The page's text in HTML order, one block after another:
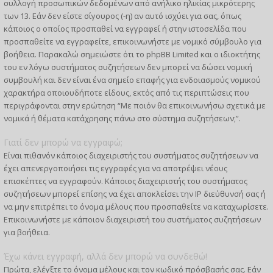
συλλογή προσωπικών δεδομένων από ανήλικο ηλικίας μικρότερης
των 13. Εάν δεν είστε σίγουρος (-η) αν αυτό ισχύει για σας, όπως
κάποιος ο οποίος προσπαθεί να εγγραφεί ή στην ιστοσελίδα που
προσπαθείτε να εγγραφείτε, επικοινωνήστε με νομικό σύμβουλο για
βοήθεια. Παρακαλώ σημειώστε ότι το phpBB Limited και ο ιδιοκτήτης
του εν λόγω συστήματος συζητήσεων δεν μπορεί να δώσει νομική
συμβουλή και δεν είναι ένα σημείο επαφής για ενδοιασμούς νομικού
χαρακτήρα οποιουδήποτε είδους, εκτός από τις περιπτώσεις που
περιγράφονται στην ερώτηση “Με ποιόν θα επικοινωνήσω σχετικά με
νομικά ή θέματα κατάχρησης πάνω στο σύστημα συζητήσεων;”.
Γιατί δεν μπορώ να εγγραφώ;
Είναι πιθανόν κάποιος διαχειριστής του συστήματος συζητήσεων να
έχει απενεργοποιήσει τις εγγραφές για να αποτρέψει νέους
επισκέπτες να εγγραφούν. Κάποιος διαχειριστής του συστήματος
συζητήσεων μπορεί επίσης να έχει αποκλείσει την IP διεύθυνσή σας ή
να μην επιτρέπει το όνομα μέλους που προσπαθείτε να καταχωρίσετε.
Επικοινωνήστε με κάποιον διαχειριστή του συστήματος συζητήσεων
για βοήθεια.
Έχω κάνει εγγραφή, αλλά δεν μπορώ να συνδεθώ!
Πρώτα, ελέγξτε το όνομα μέλους και τον κωδικό πρόσβασής σας. Εάν